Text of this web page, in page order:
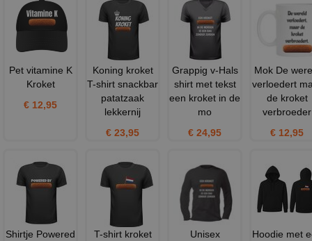
Pet vitamine K
Kroket
€ 12,95
Koning kroket
T-shirt snackbar
patatzaak
lekkernij
€ 23,95
Grappig v-Hals
shirt met tekst
een kroket in de
mo
€ 24,95
Mok De
verloedert
de kroket
verbroeder
€ 12,95
Shirtje Powered
T-shirt kroket
Unisex
Hoodie met